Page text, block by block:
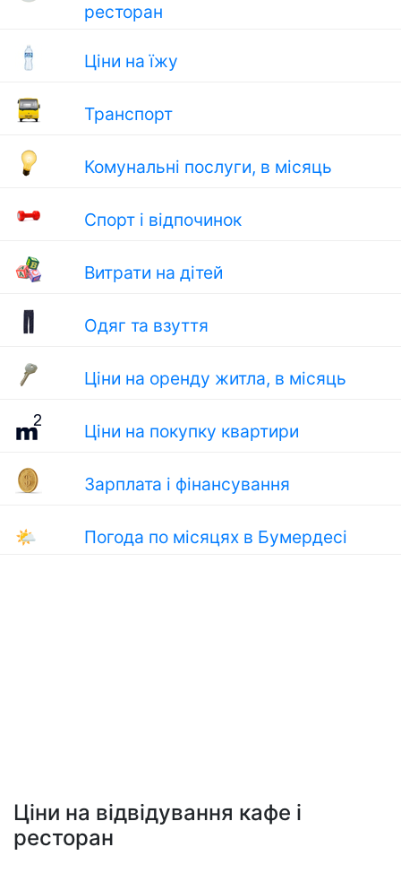
ресторан
Ціни на їжу
Транспорт
Комунальні послуги, в місяць
Спорт і відпочинок
Витрати на дітей
Одяг та взуття
Ціни на оренду житла, в місяць
Ціни на покупку квартири
Зарплата і фінансування
🌤 Погода по місяцях в Бумердесі
Ціни на відвідування кафе і
ресторан